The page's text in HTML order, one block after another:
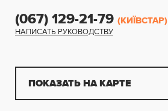
(067) 129-21-79 (КИЇВСТАР)
НАПИСАТЬ РУКОВОДСТВУ
ПОКАЗАТЬ НА КАРТЕ